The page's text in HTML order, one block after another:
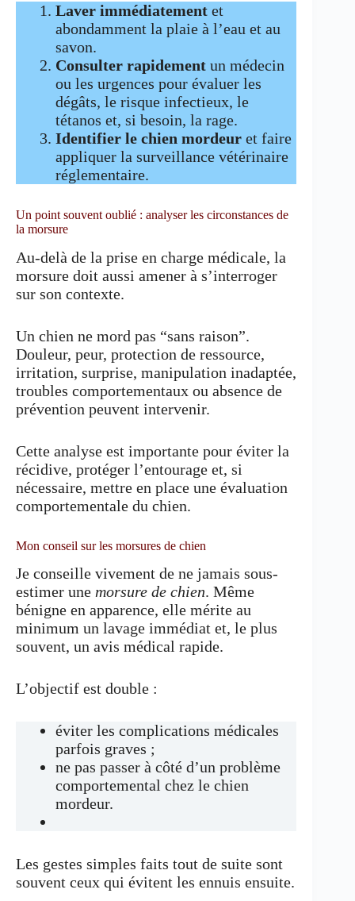
Laver immédiatement et
abondamment la plaie à l’eau et au
savon.
Consulter rapidement un médecin
ou les urgences pour évaluer les
dégâts, le risque infectieux, le
tétanos et, si besoin, la rage.
Identifier le chien mordeur et faire
appliquer la surveillance vétérinaire
réglementaire.
Un point souvent oublié : analyser les circonstances de
la morsure
Au-delà de la prise en charge médicale, la
morsure doit aussi amener à s’interroger
sur son contexte.
Un chien ne mord pas “sans raison”.
Douleur, peur, protection de ressource,
irritation, surprise, manipulation inadaptée,
troubles comportementaux ou absence de
prévention peuvent intervenir.
Cette analyse est importante pour éviter la
récidive, protéger l’entourage et, si
nécessaire, mettre en place une évaluation
comportementale du chien.
Mon conseil sur les morsures de chien
Je conseille vivement de ne jamais sous-
estimer une morsure de chien. Même
bénigne en apparence, elle mérite au
minimum un lavage immédiat et, le plus
souvent, un avis médical rapide.
L’objectif est double :
éviter les complications médicales
parfois graves ;
ne pas passer à côté d’un problème
comportemental chez le chien
mordeur.
Les gestes simples faits tout de suite sont
souvent ceux qui évitent les ennuis ensuite.